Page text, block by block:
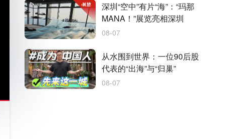
深圳“空中”有片“海”：“玛那
MANA！”展览亮相深圳
08-07
从水围到世界：一位90后股
代表的“出海”与“归巢”
08-07